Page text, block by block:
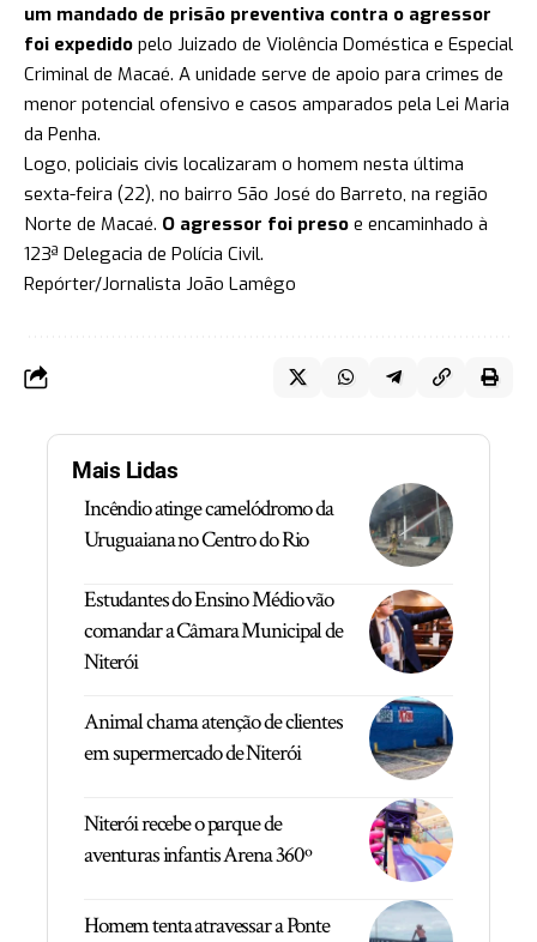
um mandado de prisão preventiva contra o agressor
foi expedido pelo Juizado de Violência Doméstica e Especial
Criminal de Macaé. A unidade serve de apoio para crimes de
menor potencial ofensivo e casos amparados pela Lei Maria
da Penha.
Logo, policiais civis localizaram o homem nesta última
sexta-feira (22), no bairro São José do Barreto, na região
Norte de Macaé. O agressor foi preso e encaminhado à
123ª Delegacia de Polícia Civil.
Repórter/Jornalista João Lamêgo
Mais Lidas
Incêndio atinge camelódromo da
Uruguaiana no Centro do Rio
Estudantes do Ensino Médio vão
comandar a Câmara Municipal de
Niterói
Animal chama atenção de clientes
em supermercado de Niterói
Niterói recebe o parque de
aventuras infantis Arena 360º
Homem tenta atravessar a Ponte